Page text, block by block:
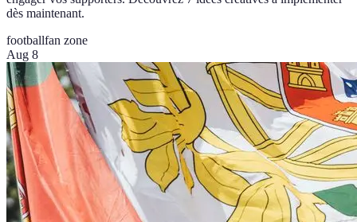
dès maintenant.
footballfan zone
Aug 8